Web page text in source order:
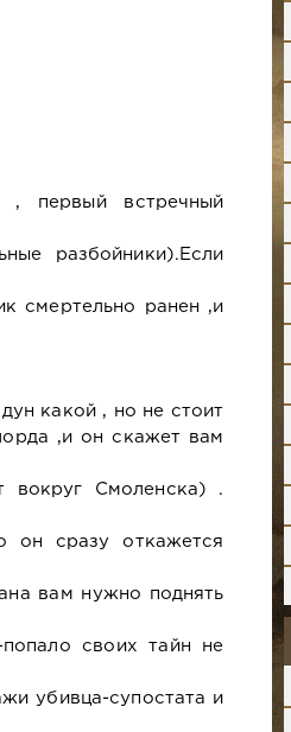
, первый встречный
разбойники).Если
смертельно ранен ,и
какой , но не стоит
,и он скажет вам
вокруг Смоленска) .
он сразу откажется
вам нужно поднять
своих тайн не
убивца-супостата и